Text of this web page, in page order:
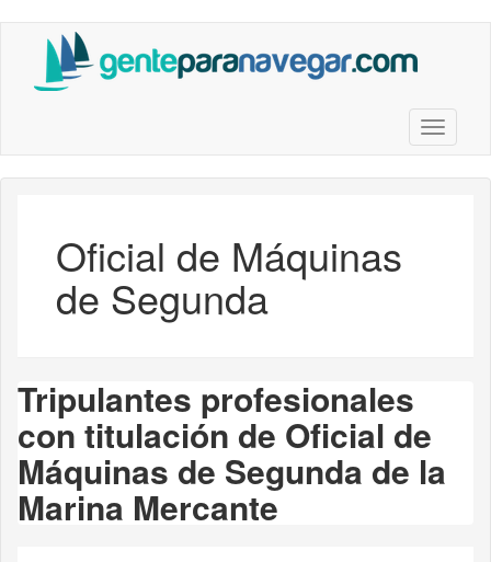
contenido
Toggle
Oficial de Máquinas
de Segunda
Tripulantes profesionales
con titulación de Oficial de
Máquinas de Segunda de la
Marina Mercante